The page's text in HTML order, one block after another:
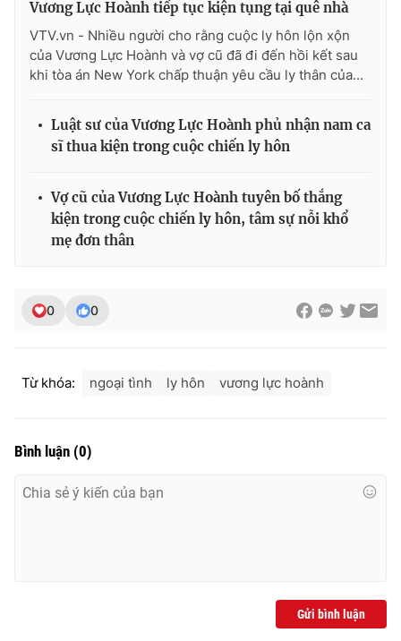
Ðiện thoại Thời báo VTV:024.66 897 897
Email:toasoan@vtv.vn
Liên hệ quảng cáo:024-7300.7108
® Cấm sao chép dưới mọi hình thức nếu không có sự chấp
thuận bằng văn bản. Ghi rõ nguồn VTV.vn khi phát hành lại
Vương Lực Hoành tiếp tục kiện tụng tại quê nhà
VTV.vn - Nhiều người cho rằng cuộc ly hôn lộn xộn
của Vương Lực Hoành và vợ cũ đã đi đến hồi kết sau
khi tòa án New York chấp thuận yêu cầu ly thân của...
Luật sư của Vương Lực Hoành phủ nhận nam ca
sĩ thua kiện trong cuộc chiến ly hôn
Vợ cũ của Vương Lực Hoành tuyên bố thắng
kiện trong cuộc chiến ly hôn, tâm sự nỗi khổ
mẹ đơn thân
0 0
Từ khóa: ngoại tình ly hôn vương lực hoành
Bình luận (0)
Gửi bình luận